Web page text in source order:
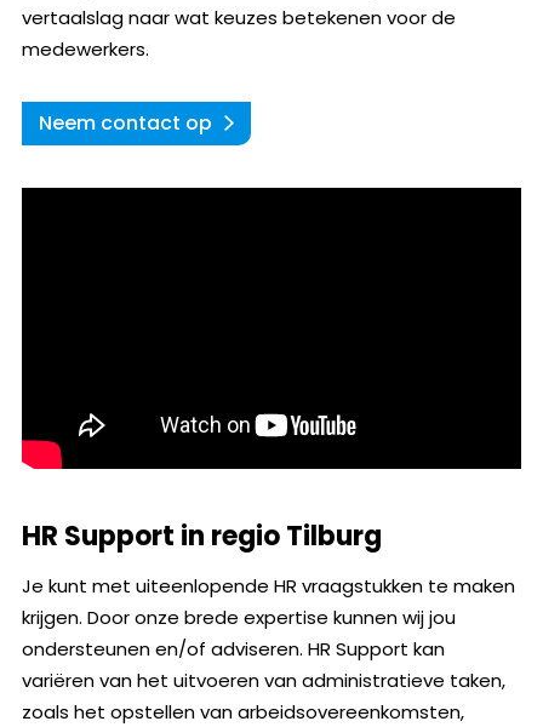
vertaalslag naar wat keuzes betekenen voor de
medewerkers.
Neem contact op
HR Support in regio Tilburg
Je kunt met uiteenlopende HR vraagstukken te maken
krijgen. Door onze brede expertise kunnen wij jou
ondersteunen en/of adviseren. HR Support kan
variëren van het uitvoeren van administratieve taken,
zoals het opstellen van arbeidsovereenkomsten,